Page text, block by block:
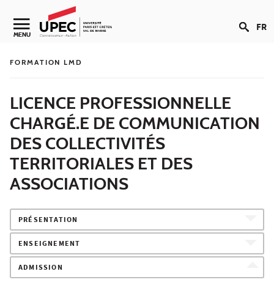
Aller au contenu
Navigation secondaire
MENU FR
FORMATION LMD
LICENCE PROFESSIONNELLE
CHARGÉ.E DE COMMUNICATION
DES COLLECTIVITÉS
TERRITORIALES ET DES
ASSOCIATIONS
PRÉSENTATION
ENSEIGNEMENT
ADMISSION